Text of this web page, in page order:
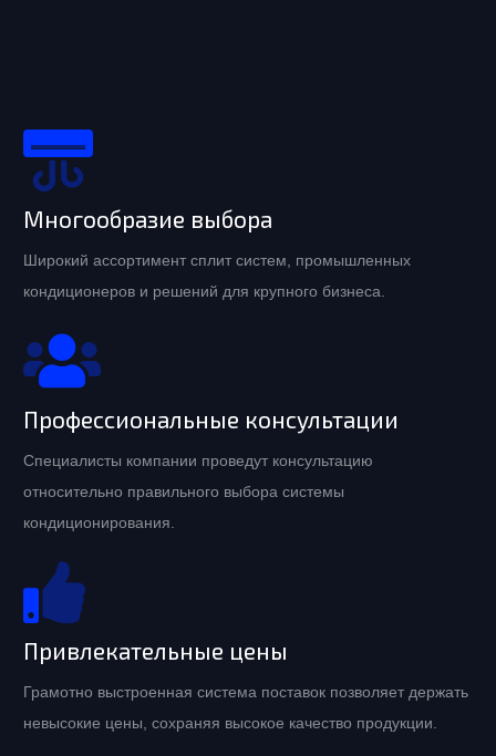
Многообразие выбора
Широкий ассортимент сплит систем, промышленных
кондиционеров и решений для крупного бизнеса.
Профессиональные консультации
Специалисты компании проведут консультацию
относительно правильного выбора системы
кондиционирования.
Привлекательные цены
Грамотно выстроенная система поставок позволяет держать
невысокие цены, сохраняя высокое качество продукции.